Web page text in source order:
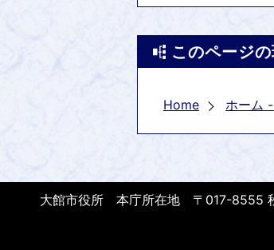
このページ
Home ホーム
大館市役所 本庁所在地 〒017-8555